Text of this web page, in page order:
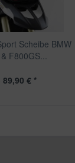
Scheibe BMW
F800GS...
89,90 € *